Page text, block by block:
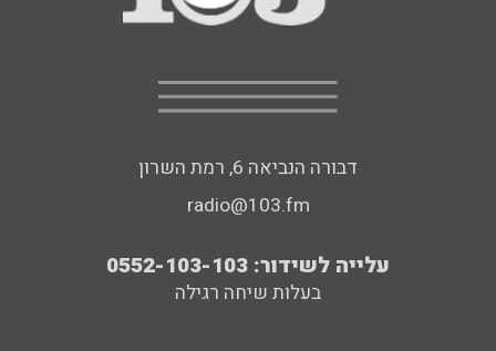
דבורה הנביאה 6, רמת השרון
radio@103.fm
עלייה לשידור: 0552-103-103
בעלות שיחה רגילה